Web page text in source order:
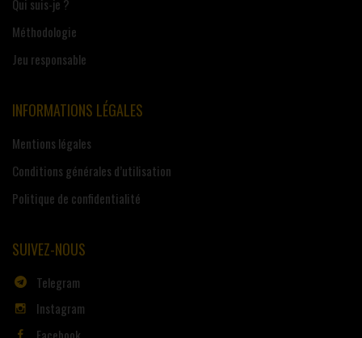
Qui suis-je ?
Méthodologie
Jeu responsable
INFORMATIONS LÉGALES
Mentions légales
Conditions générales d’utilisation
Politique de confidentialité
SUIVEZ-NOUS
Telegram
Instagram
Facebook